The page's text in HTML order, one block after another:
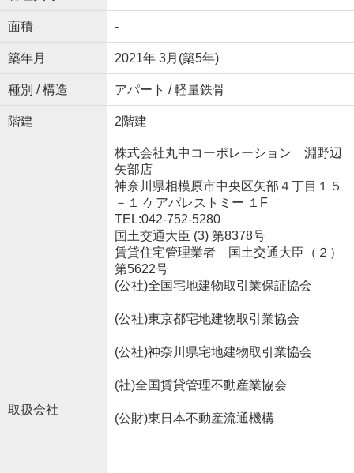
面積 -
築年月 2021年 3月(築5年)
種別 / 構造 アパート / 軽量鉄骨
階建 2階建
取扱会社
株式会社丸中コーポレーション 淵野辺
矢部店
神奈川県相模原市中央区矢部４丁目１５
－１ ケアパレストミー １F
TEL:042-752-5280
国土交通大臣 (3) 第8378号
賃貸住宅管理業者 国土交通大臣（２）
第5622号
(公社)全国宅地建物取引業保証協会
(公社)東京都宅地建物取引業協会
(公社)神奈川県宅地建物取引業協会
(社)全国賃貸管理不動産業協会
(公財)東日本不動産流通機構